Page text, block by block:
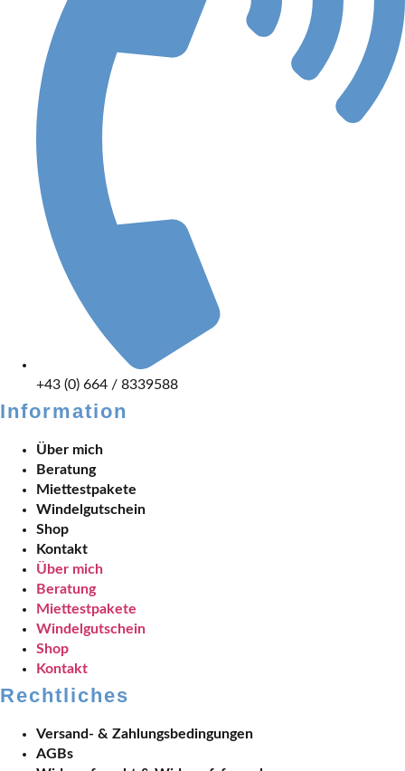
+43 (0) 664 / 8339588
Information
Über mich
Beratung
Miettestpakete
Windelgutschein
Shop
Kontakt
Über mich
Beratung
Miettestpakete
Windelgutschein
Shop
Kontakt
Rechtliches
Versand- & Zahlungsbedingungen
AGBs